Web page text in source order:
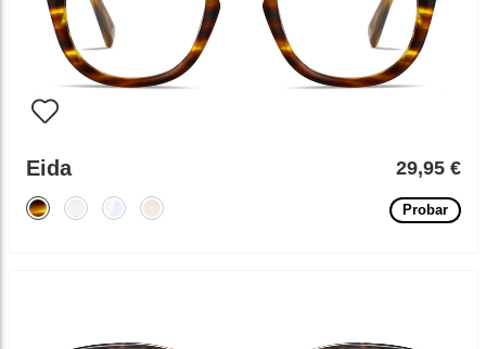
Eida 29,95 €
Probar